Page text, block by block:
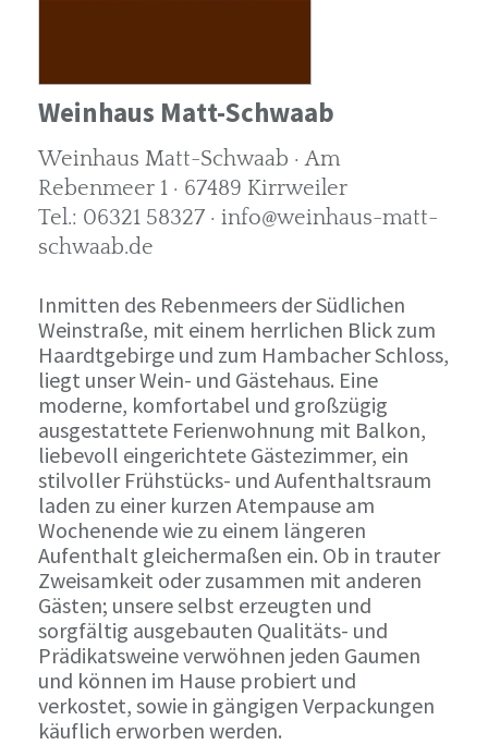
Weinhaus Matt-Schwaab
Weinhaus Matt-Schwaab · Am
Rebenmeer 1 · 67489 Kirrweiler
Tel.: 06321 58327 · info@weinhaus-matt-
schwaab.de
Inmitten des Rebenmeers der Südlichen
Weinstraße, mit einem herrlichen Blick zum
Haardtgebirge und zum Hambacher Schloss,
liegt unser Wein- und Gästehaus. Eine
moderne, komfortabel und großzügig
ausgestattete Ferienwohnung mit Balkon,
liebevoll eingerichtete Gästezimmer, ein
stilvoller Frühstücks- und Aufenthaltsraum
laden zu einer kurzen Atempause am
Wochenende wie zu einem längeren
Aufenthalt gleichermaßen ein. Ob in trauter
Zweisamkeit oder zusammen mit anderen
Gästen; unsere selbst erzeugten und
sorgfältig ausgebauten Qualitäts- und
Prädikatsweine verwöhnen jeden Gaumen
und können im Hause probiert und
verkostet, sowie in gängigen Verpackungen
käuflich erworben werden.